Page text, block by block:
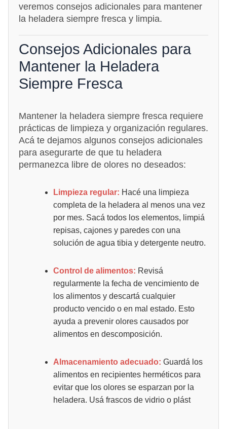
veremos consejos adicionales para mantener
la heladera siempre fresca y limpia.
Consejos Adicionales para
Mantener la Heladera
Siempre Fresca
Mantener la heladera siempre fresca requiere
prácticas de limpieza y organización regulares.
Acá te dejamos algunos consejos adicionales
para asegurarte de que tu heladera
permanezca libre de olores no deseados:
Limpieza regular: Hacé una limpieza
completa de la heladera al menos una vez
por mes. Sacá todos los elementos, limpiá
repisas, cajones y paredes con una
solución de agua tibia y detergente neutro.
Control de alimentos: Revisá
regularmente la fecha de vencimiento de
los alimentos y descartá cualquier
producto vencido o en mal estado. Esto
ayuda a prevenir olores causados por
alimentos en descomposición.
Almacenamiento adecuado: Guardá los
alimentos en recipientes herméticos para
evitar que los olores se esparzan por la
heladera. Usá frascos de vidrio o plást